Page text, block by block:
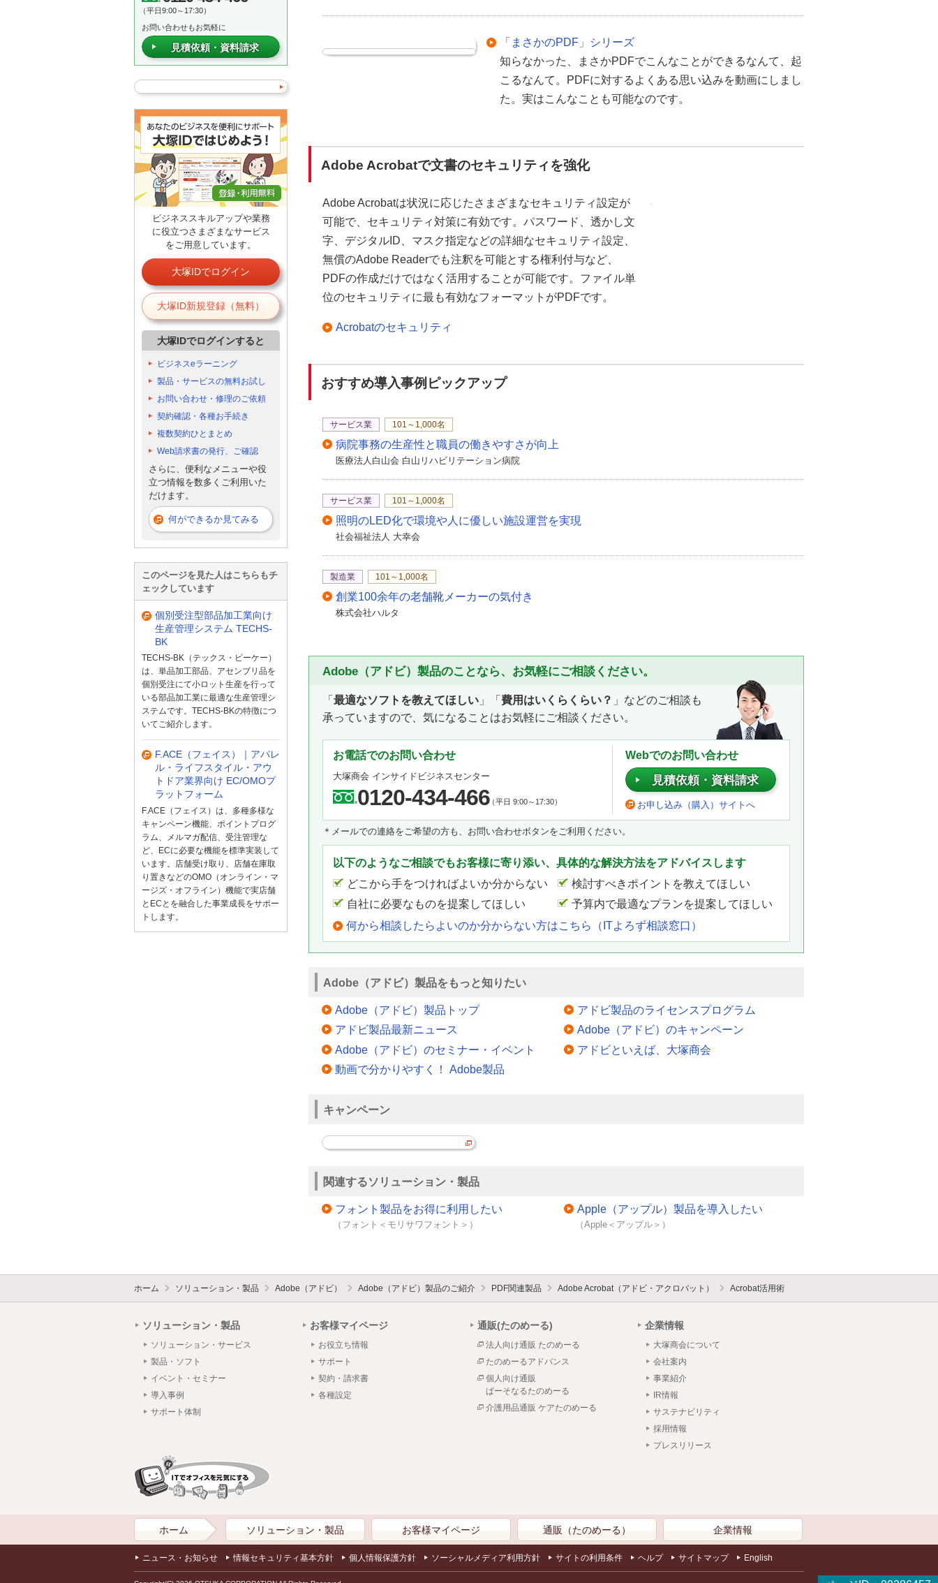
「まさかのPDF」シリーズ
知らなかった、まさかPDFでこんなことができるなんて、起
こるなんて。PDFに対するよくある思い込みを動画にしまし
た。実はこんなことも可能なのです。
Adobe Acrobatで文書のセキュリティを強化
Adobe Acrobatは状況に応じたさまざまなセキュリティ設定が
可能で、セキュリティ対策に有効です。パスワード、透かし文
字、デジタルID、マスク指定などの詳細なセキュリティ設定、
無償のAdobe Readerでも注釈を可能とする権利付与など、
PDFの作成だけではなく活用することが可能です。ファイル単
位のセキュリティに最も有効なフォーマットがPDFです。
Acrobatのセキュリティ
おすすめ導入事例ピックアップ
サービス業 101～1,000名
病院事務の生産性と職員の働きやすさが向上
医療法人白山会 白山リハビリテーション病院
サービス業 101～1,000名
照明のLED化で環境や人に優しい施設運営を実現
社会福祉法人 大幸会
製造業 101～1,000名
創業100余年の老舗靴メーカーの気付き
株式会社ハルタ
Adobe（アドビ）製品のことなら、お気軽にご相談ください。
「 最適なソフトを教えてほしい 」「 費用はいくらくらい？ 」などのご相談も
承っていますので、気になることはお気軽にご相談ください。
お電話でのお問い合わせ
大塚商会 インサイドビジネスセンター
0120-434-466（平日 9:00～17:30）
Webでのお問い合わせ
見積依頼・資料請求
お申し込み（購入）サイトへ
＊メールでの連絡をご希望の方も、お問い合わせボタンをご利用ください。
以下のようなご相談でもお客様に寄り添い、具体的な解決方法をアドバイスします
どこから手をつければよいか分からない
検討すべきポイントを教えてほしい
自社に必要なものを提案してほしい
予算内で最適なプランを提案してほしい
何から相談したらよいのか分からない方はこちら（ITよろず相談窓口）
Adobe（アドビ）製品をもっと知りたい
Adobe（アドビ）製品トップ
アドビ製品最新ニュース
Adobe（アドビ）のセミナー・イベント
動画で分かりやすく！ Adobe製品
アドビ製品のライセンスプログラム
Adobe（アドビ）のキャンペーン
アドビといえば、大塚商会
キャンペーン
関連するソリューション・製品
フォント製品をお得に利用したい
（フォント＜モリサワフォント＞）
Apple（アップル）製品を導入したい
（Apple＜アップル＞）
（平日9:00～17:30）
お問い合わせもお気軽に
見積依頼・資料請求
ビジネススキルアップや業務
に役立つさまざまなサービス
をご用意しています。
大塚IDでログイン
大塚ID新規登録（無料）
大塚IDでログインすると
ビジネスeラーニング
製品・サービスの無料お試し
お問い合わせ・修理のご依頼
契約確認・各種お手続き
複数契約ひとまとめ
Web請求書の発行、ご確認
さらに、便利なメニューや役
立つ情報を数多くご利用いた
だけます。
何ができるか見てみる
このページを見た人はこちらもチ
ェックしています
個別受注型部品加工業向け
生産管理システム TECHS-
BK
TECHS-BK（テックス・ビーケー）
は、単品加工部品、アセンブリ品を
個別受注にて小ロット生産を行って
いる部品加工業に最適な生産管理シ
ステムです。TECHS-BKの特徴につ
いてご紹介します。
F.ACE（フェイス）｜アパレ
ル・ライフスタイル・アウ
トドア業界向け EC/OMOプ
ラットフォーム
F.ACE（フェイス）は、多種多様な
キャンペーン機能、ポイントプログ
ラム、メルマガ配信、受注管理な
ど、ECに必要な機能を標準実装して
います。店舗受け取り、店舗在庫取
り置きなどのOMO（オンライン・マ
ージズ・オフライン）機能で実店舗
とECとを融合した事業成長をサポー
トします。
ホーム ソリューション・製品 Adobe（アドビ） Adobe（アドビ）製品のご紹介 PDF関連製品 Adobe Acrobat（アドビ・アクロバット） Acrobat活用術
ソリューション・製品
ソリューション・サービス
製品・ソフト
イベント・セミナー
導入事例
サポート体制
お客様マイページ
お役立ち情報
サポート
契約・請求書
各種設定
通販(たのめーる)
法人向け通販 たのめーる
たのめーるアドバンス
個人向け通販
ぱーそなるたのめーる
介護用品通販 ケアたのめーる
企業情報
大塚商会について
会社案内
事業紹介
IR情報
サステナビリティ
採用情報
プレスリリース
ホーム ソリューション・製品 お客様マイページ 通販（たのめーる） 企業情報
ニュース・お知らせ 情報セキュリティ基本方針 個人情報保護方針 ソーシャルメディア利用方針 サイトの利用条件 ヘルプ サイトマップ English